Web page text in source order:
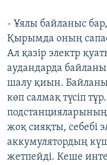
- Ұялы байланыс
Қырымда оның
Ал қазір электр
аудандарда
шалу қиын.
көп салмақ түсіп
жоқ сияқты, себебі
аккумулятордың
жетпейді. Кеше